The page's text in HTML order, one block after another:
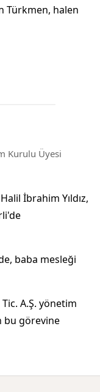
Türkmen, halen
Kurulu Üyesi
İbrahim Yıldız,
baba mesleği
A.Ş. yönetim
bu görevine